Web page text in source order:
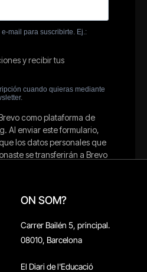
ON SOM?
Carrer Bailén 5, principal.
08010, Barcelona
El Diari de l'Educació